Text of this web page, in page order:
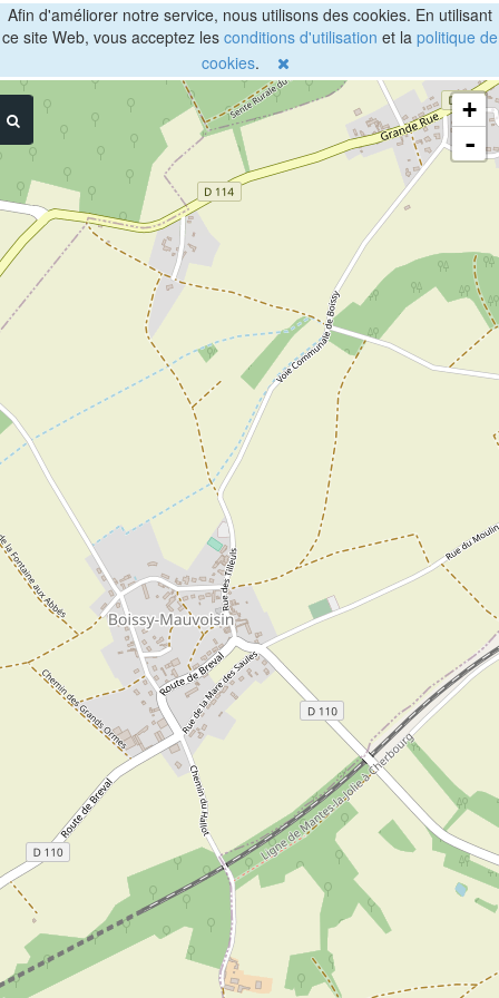
Afin d'améliorer notre service, nous utilisons des cookies. En utilisant
ce site Web, vous acceptez les conditions d'utilisation et la politique de
cookies.
+
-